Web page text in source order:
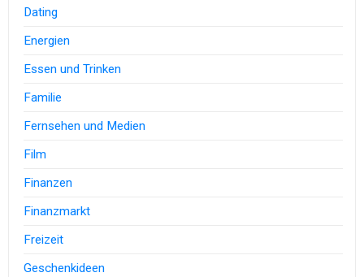
Dating
Energien
Essen und Trinken
Familie
Fernsehen und Medien
Film
Finanzen
Finanzmarkt
Freizeit
Geschenkideen